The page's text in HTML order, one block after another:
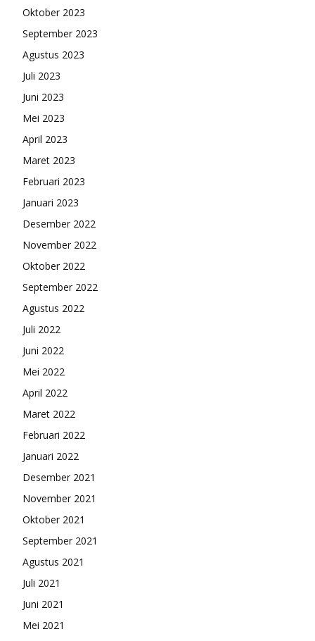
Oktober 2023
September 2023
Agustus 2023
Juli 2023
Juni 2023
Mei 2023
April 2023
Maret 2023
Februari 2023
Januari 2023
Desember 2022
November 2022
Oktober 2022
September 2022
Agustus 2022
Juli 2022
Juni 2022
Mei 2022
April 2022
Maret 2022
Februari 2022
Januari 2022
Desember 2021
November 2021
Oktober 2021
September 2021
Agustus 2021
Juli 2021
Juni 2021
Mei 2021